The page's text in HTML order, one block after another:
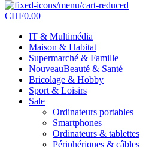
CHF0.00
IT & Multimédia
Maison & Habitat
Supermarché & Famille
NouveauBeauté & Santé
Bricolage & Hobby
Sport & Loisirs
Sale
Ordinateurs portables
Smartphones
Ordinateurs & tablettes
Périphériques & câbles